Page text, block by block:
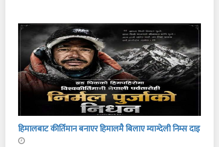
हिमालबाट कीर्तिमान बनाएर हिमालमै बिलाए म्याग्देली निम्स दाइ